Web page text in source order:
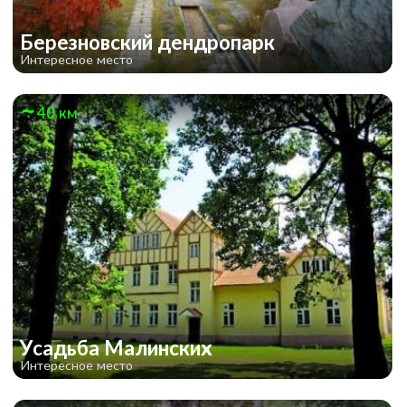
Березновский дендропарк
Интересное место
40 км
Усадьба Малинских
Интересное место